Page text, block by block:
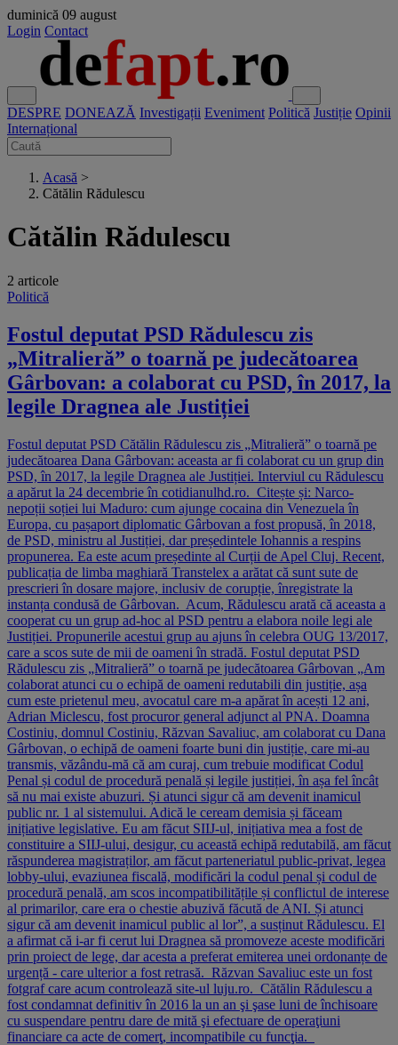
duminică 09 august
Login Contact
DESPRE DONEAZĂ Investigații Eveniment Politică Justiție Opinii
Internațional
Acasă >
Cătălin Rădulescu
Cătălin Rădulescu
2 articole
Politică
Fostul deputat PSD Rădulescu zis
„Mitralieră” o toarnă pe judecătoarea
Gârbovan: a colaborat cu PSD, în 2017, la
legile Dragnea ale Justiției
Fostul deputat PSD Cătălin Rădulescu zis „Mitralieră” o toarnă pe
judecătoarea Dana Gârbovan: aceasta ar fi colaborat cu un grup din
PSD, în 2017, la legile Dragnea ale Justiției. Interviul cu Rădulescu
a apărut la 24 decembrie în cotidianulhd.ro. Citește și: Narco-
nepoții soției lui Maduro: cum ajunge cocaina din Venezuela în
Europa, cu pașaport diplomatic Gârbovan a fost propusă, în 2018,
de PSD, ministru al Justiției, dar președintele Iohannis a respins
propunerea. Ea este acum președinte al Curții de Apel Cluj. Recent,
publicația de limba maghiară Transtelex a arătat că sunt sute de
prescrieri în dosare majore, inclusiv de corupție, înregistrate la
instanța condusă de Gârbovan. Acum, Rădulescu arată că aceasta a
cooperat cu un grup ad-hoc al PSD pentru a elabora noile legi ale
Justiției. Propunerile acestui grup au ajuns în celebra OUG 13/2017,
care a scos sute de mii de oameni în stradă. Fostul deputat PSD
Rădulescu zis „Mitralieră” o toarnă pe judecătoarea Gârbovan „Am
colaborat atunci cu o echipă de oameni redutabili din justiție, așa
cum este prietenul meu, avocatul care m-a apărat în acești 12 ani,
Adrian Miclescu, fost procuror general adjunct al PNA. Doamna
Costiniu, domnul Costiniu, Răzvan Savaliuc, am colaborat cu Dana
Gârbovan, o echipă de oameni foarte buni din justiție, care mi-au
transmis, văzându-mă că am curaj, cum trebuie modificat Codul
Penal și codul de procedură penală și legile justiției, în așa fel încât
să nu mai existe abuzuri. Și atunci sigur că am devenit inamicul
public nr. 1 al sistemului. Adică le ceream demisia și făceam
inițiative legislative. Eu am făcut SIIJ-ul, inițiativa mea a fost de
constituire a SIIJ-ului, desigur, cu această echipă redutabilă, am făcut
răspunderea magistraților, am făcut parteneriatul public-privat, legea
lobby-ului, evaziunea fiscală, modificări la codul penal și codul de
procedură penală, am scos incompatibilitățile și conflictul de interese
al primarilor, care era o chestie abuzivă făcută de ANI. Și atunci
sigur că am devenit inamicul public al lor”, a susținut Rădulescu. El
a afirmat că i-ar fi cerut lui Dragnea să promoveze aceste modificări
prin proiect de lege, dar acesta a preferat emiterea unei ordonanțe de
urgență - care ulterior a fost retrasă. Răzvan Savaliuc este un fost
fotgraf care acum controlează site-ul luju.ro. Cătălin Rădulescu a
fost condamnat definitiv în 2016 la un an şi şase luni de închisoare
cu suspendare pentru dare de mită şi efectuare de operaţiuni
financiare ca acte de comerţ, incompatibile cu funcţia.